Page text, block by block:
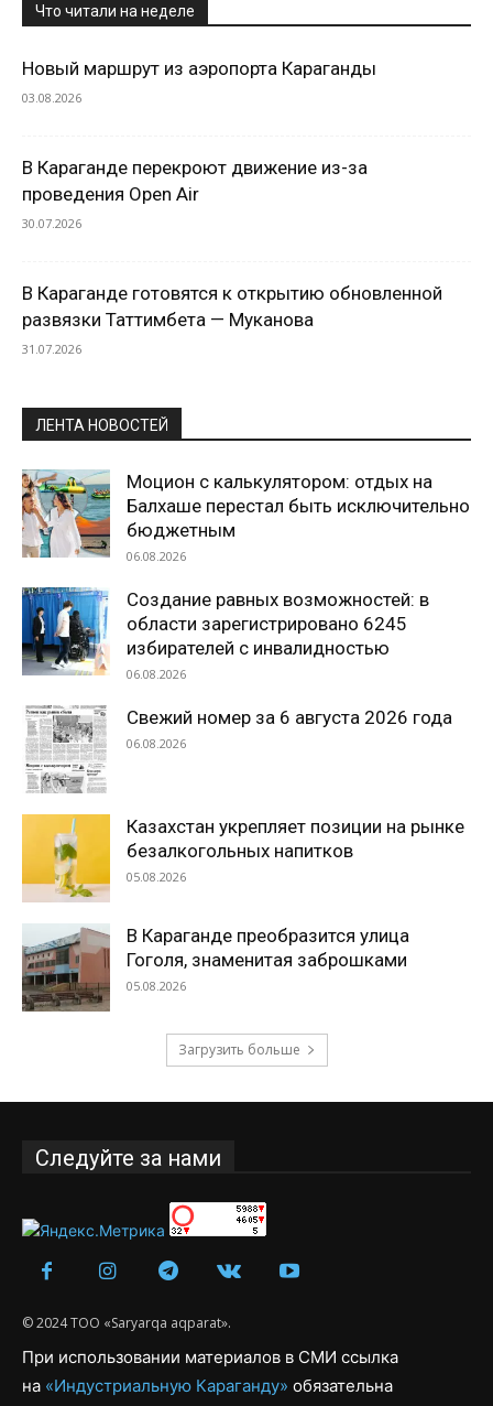
Что читали на неделе
Новый маршрут из аэропорта Караганды
03.08.2026
В Караганде перекроют движение из-за
проведения Open Air
30.07.2026
В Караганде готовятся к открытию обновленной
развязки Таттимбета — Муканова
31.07.2026
ЛЕНТА НОВОСТЕЙ
Моцион с калькулятором: отдых на
Балхаше перестал быть исключительно
бюджетным
06.08.2026
Создание равных возможностей: в
области зарегистрировано 6245
избирателей с инвалидностью
06.08.2026
Свежий номер за 6 августа 2026 года
06.08.2026
Казахстан укрепляет позиции на рынке
безалкогольных напитков
05.08.2026
В Караганде преобразится улица
Гоголя, знаменитая заброшками
05.08.2026
Загрузить больше
Следуйте за нами
© 2024 ТОО «Saryarqa aqparat».
При использовании материалов в СМИ ссылка
на «Индустриальную Караганду» обязательна